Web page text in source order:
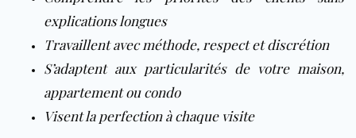
explications longues
Travaillent avec méthode, respect et discrétion
S’adaptent aux particularités de votre maison,
appartement ou condo
Visent la perfection à chaque visite